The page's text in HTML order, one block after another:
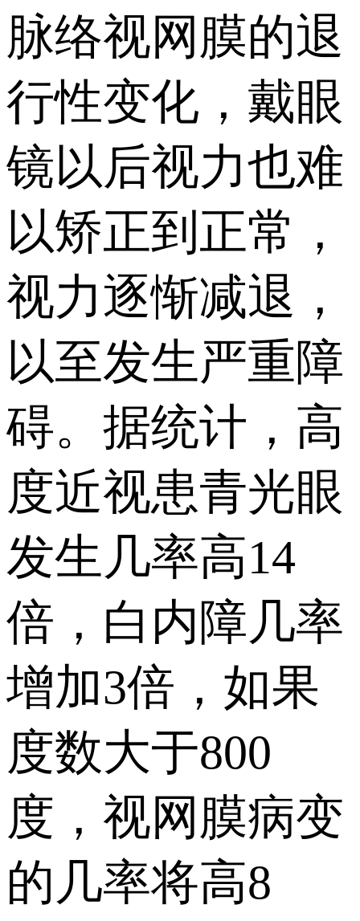
脉络视网膜的退
行性变化，戴眼
镜以后视力也难
以矫正到正常，
视力逐惭减退，
以至发生严重障
碍。据统计，高
度近视患青光眼
发生几率高14
倍，白内障几率
增加3倍，如果
度数大于800
度，视网膜病变
的几率将高8